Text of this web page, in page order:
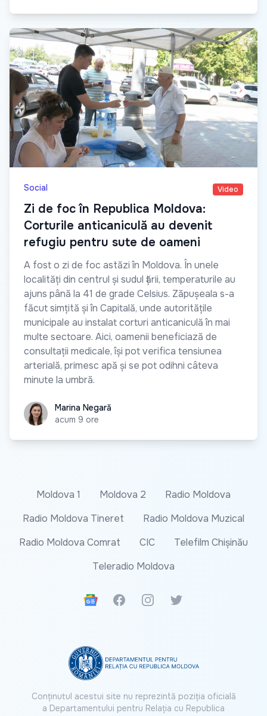
Social Video
Zi de foc în Republica Moldova:
Corturile anticaniculă au devenit
refugiu pentru sute de oameni
A fost o zi de foc astăzi în Moldova. În unele
localități din centrul și sudul țării, temperaturile au
ajuns până la 41 de grade Celsius. Zăpușeala s-a
făcut simțită și în Capitală, unde autoritățile
municipale au instalat corturi anticaniculă în mai
multe sectoare. Aici, oamenii beneficiază de
consultații medicale, își pot verifica tensiunea
arterială, primesc apă și se pot odihni câteva
minute la umbră.
Marina Negară
Marina Negară
acum 9 ore
Moldova 1 Moldova 2
Radio Moldova
Radio Moldova Tineret
Radio Moldova Muzical
Radio Moldova Comrat
CIC
Telefilm Chișinău
Teleradio Moldova
Google News
FacebookInstagramTwitter
Conținutul acestui site nu reprezintă poziția oficială
a Departamentului pentru Relația cu Republica